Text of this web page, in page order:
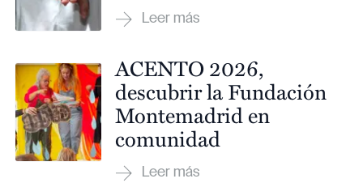
ACENTO 2026,
descubrir la Fundación
Montemadrid en
comunidad